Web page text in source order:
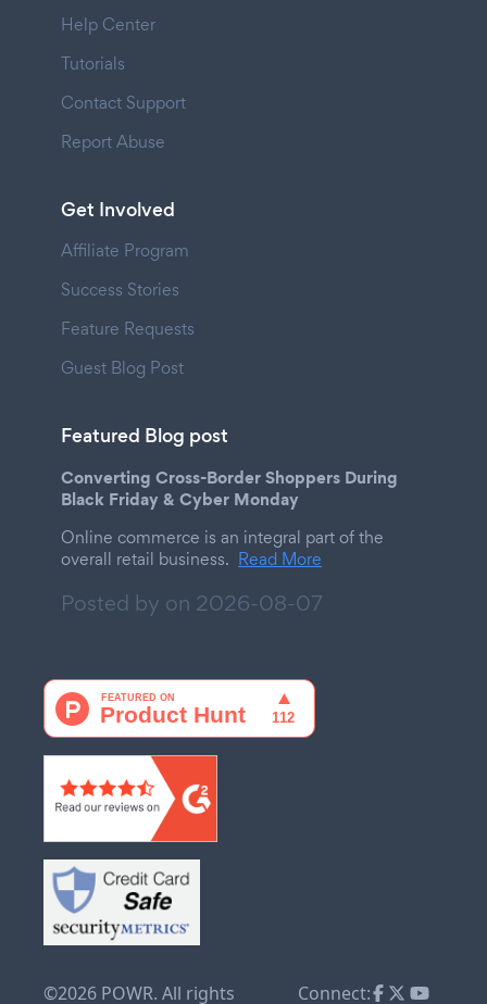
Help Center
Tutorials
Contact Support
Report Abuse
Get Involved
Affiliate Program
Success Stories
Feature Requests
Guest Blog Post
Featured Blog post
Converting Cross-Border Shoppers During
Black Friday & Cyber Monday
Online commerce is an integral part of the
overall retail business. Read More
Posted by on 2026-08-07
©2026 POWR. All rights Connect: